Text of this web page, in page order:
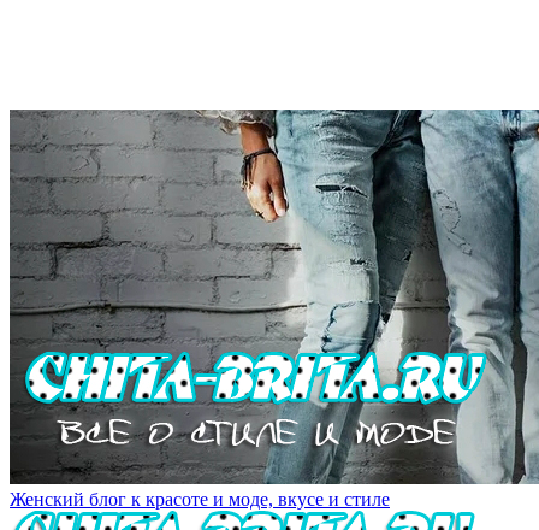
Женский блог к красоте и моде, вкусе и стиле